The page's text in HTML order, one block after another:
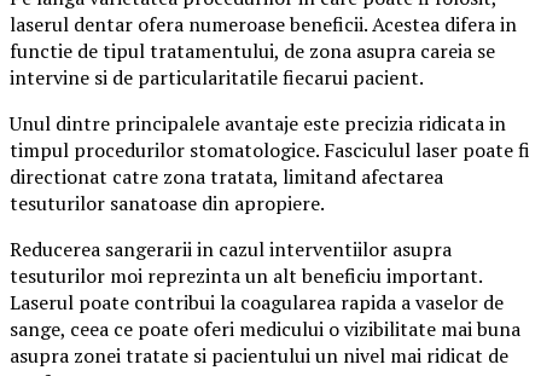
laserul dentar ofera numeroase beneficii. Acestea difera in
functie de tipul tratamentului, de zona asupra careia se
intervine si de particularitatile fiecarui pacient.
Unul dintre principalele avantaje este precizia ridicata in
timpul procedurilor stomatologice. Fasciculul laser poate fi
directionat catre zona tratata, limitand afectarea
tesuturilor sanatoase din apropiere.
Reducerea sangerarii in cazul interventiilor asupra
tesuturilor moi reprezinta un alt beneficiu important.
Laserul poate contribui la coagularea rapida a vaselor de
sange, ceea ce poate oferi medicului o vizibilitate mai buna
asupra zonei tratate si pacientului un nivel mai ridicat de